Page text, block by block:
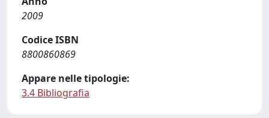
2009
Codice ISBN
8800860869
Appare nelle tipologie:
3.4 Bibliografia